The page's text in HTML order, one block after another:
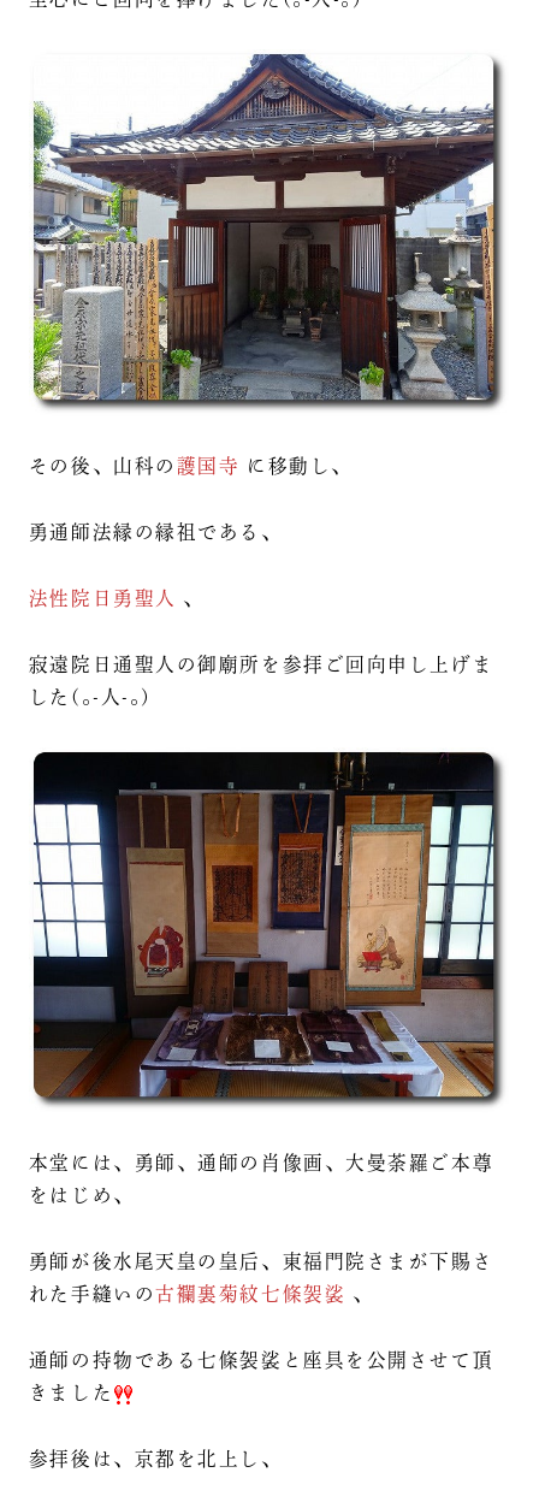
その後、山科の 護国寺 に移動し、
勇通師法縁の縁祖である、
法性院日勇聖人 、
寂遠院日通聖人の御廟所を参拝ご回向申し上げま
した(｡-人-｡)
本堂には、勇師、通師の肖像画、大曼荼羅ご本尊
をはじめ、
勇師が後水尾天皇の皇后、東福門院さまが下賜さ
れた手縫いの古襴裏菊紋七條袈裟 、
通師の持物である七條袈裟と座具を公開させて頂
きました
参拝後は、京都を北上し、